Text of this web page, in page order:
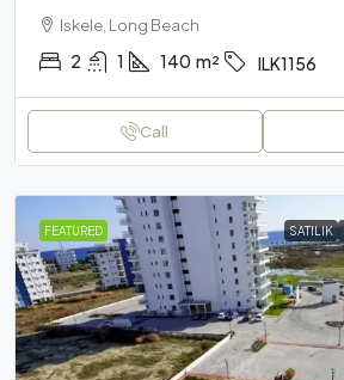
Iskele, Long Beach
2 1 140 m² ILK1156
Call
FEATURED SATILIK